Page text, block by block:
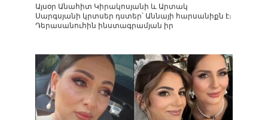
Այսօր Անահիտ Կիրակոսյանի և Արտակ
Սարգսյանի կրտսեր դստեր՝ Աննայի հարսանիքն է։
Դերասանուհին ինստագրամյան իր